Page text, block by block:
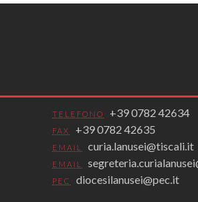
TELEFONO +39 0782 42634
FAX +39 0782 42635
EMAIL curia.lanusei@tiscali.it
EMAIL
PEC diocesilanusei@pec.it